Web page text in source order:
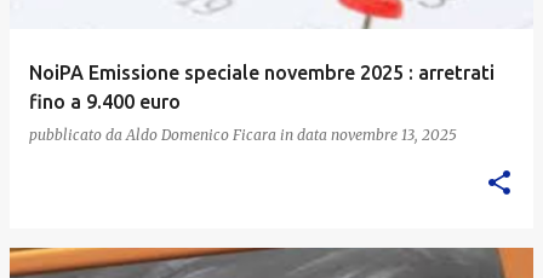
NoiPA Emissione speciale novembre 2025 : arretrati
fino a 9.400 euro
pubblicato da Aldo Domenico Ficara in data novembre 13, 2025